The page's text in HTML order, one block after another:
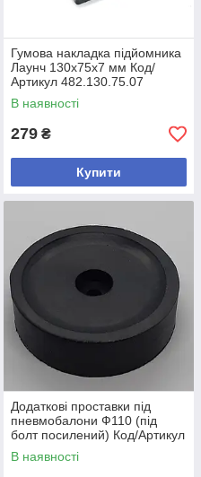
Гумова накладка підйомника
Лаунч 130х75х7 мм Код/
Артикул 482.130.75.07
В наявності
279 ₴
Купити
Додаткові проставки під
пневмобалони Ф110 (під
болт посилений) Код/Артикул
482.110.30.O
В наявності